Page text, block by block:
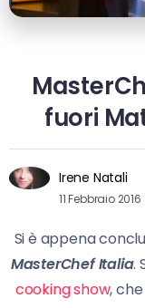
fuori
Irene Natali
11 Febbraio 2016
Si è appena
MasterChef Italia.
cooking show,